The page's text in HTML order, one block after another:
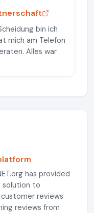
bin ich
mich am Telefon
Alles war
has provided
solution to
reviews
reviews from